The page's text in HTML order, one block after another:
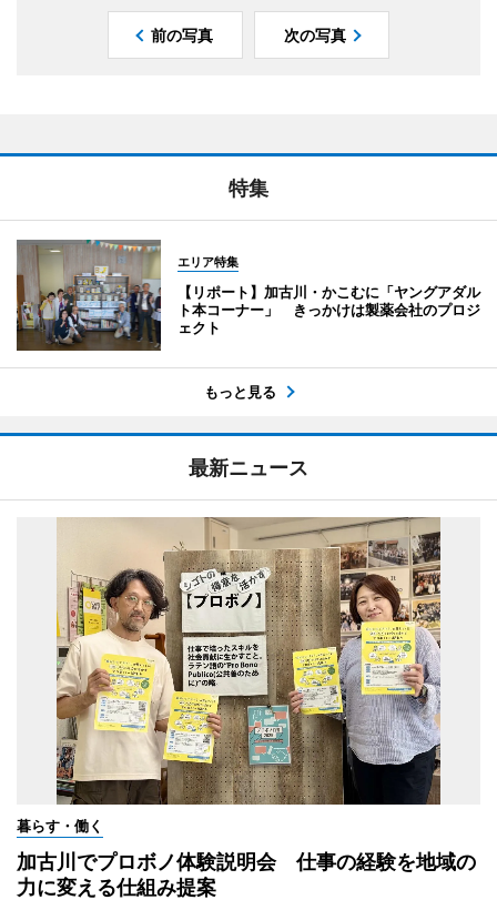
前の写真 次の写真
特集
エリア特集
【リポート】加古川・かこむに「ヤングアダル
ト本コーナー」 きっかけは製薬会社のプロジ
ェクト
もっと見る
最新ニュース
暮らす・働く
加古川でプロボノ体験説明会 仕事の経験を地域の
力に変える仕組み提案